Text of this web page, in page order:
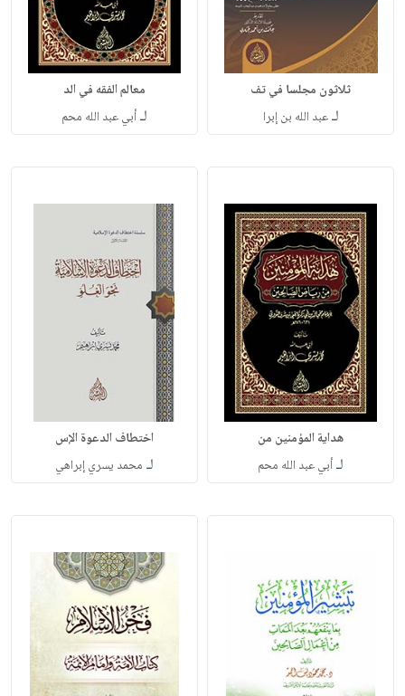
ثلاثون مجلسا في تف
لـعبد الله بن إبرا
معالم الفقه في الد
لـأبي عبد الله محم
هداية المؤمنين من
لـأبي عبد الله محم
اختطاف الدعوة الإس
لـ محمد يسري إبراهي